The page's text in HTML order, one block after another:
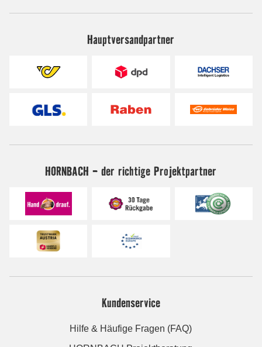
Hauptversandpartner
HORNBACH - der richtige Projektpartner
Kundenservice
Hilfe & Häufige Fragen (FAQ)